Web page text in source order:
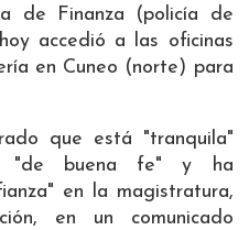
de Finanza (policía de
accedió a las oficinas
en Cuneo (norte) para
que está "tranquila"
"de buena fe" y ha
en la magistratura,
en un comunicado